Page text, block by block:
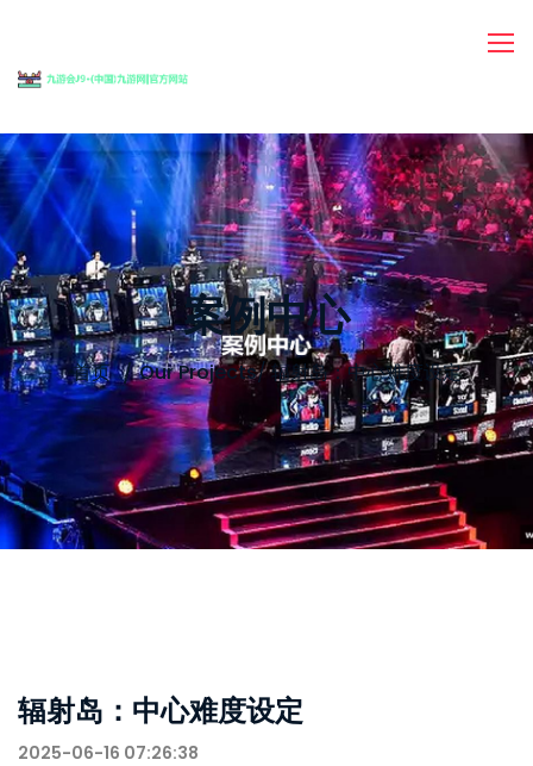
案例中心
首页 Our Projects/辐射岛：中心难度设定
辐射岛：中心难度设定
2025-06-16 07:26:38